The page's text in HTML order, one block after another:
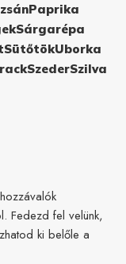
Paprika
Sárgarépa
SütőtökUborka
SzederSzilva
Fedezd fel velünk,
ki belőle a